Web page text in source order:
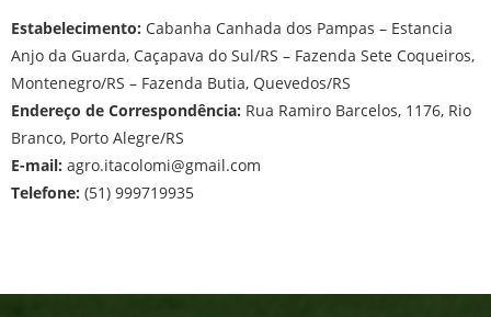
Estabelecimento: Cabanha Canhada dos Pampas – Estancia
Anjo da Guarda, Caçapava do Sul/RS – Fazenda Sete Coqueiros,
Montenegro/RS – Fazenda Butia, Quevedos/RS
Endereço de Correspondência: Rua Ramiro Barcelos, 1176, Rio
Branco, Porto Alegre/RS
E-mail: agro.itacolomi@gmail.com
Telefone: (51) 999719935